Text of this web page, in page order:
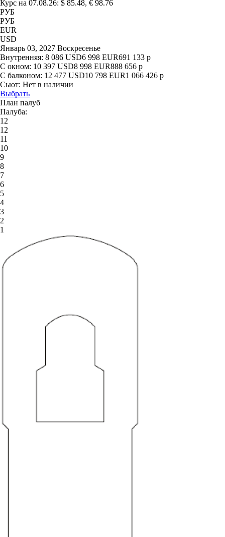
Курс на 07.08.26: $ 85.48, € 98.76
РУБ
РУБ
EUR
USD
Январь 03, 2027 Воскресенье
Внутренняя: 8 086 USD6 998 EUR691 133 р
С окном: 10 397 USD8 998 EUR888 656 р
С балконом: 12 477 USD10 798 EUR1 066 426 р
Сьют: Нет в наличии
Выбрать
План палуб
Палуба:
12
12
11
10
9
8
7
6
5
4
3
2
1